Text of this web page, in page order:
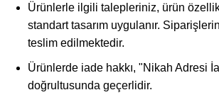
Ürünlerle ilgili talepleriniz, ürün
standart tasarım uygulanır.
teslim edilmektedir.
Ürünlerde iade hakkı, "Nikah Adresi
doğrultusunda geçerlidir.